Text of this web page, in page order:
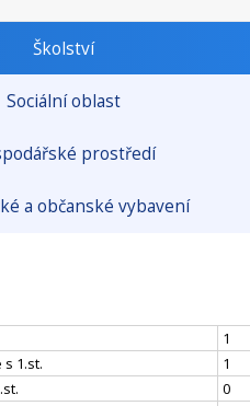
Školství
Sociální oblast
prostředí
a občanské vybavení
1
1.st.
1
0